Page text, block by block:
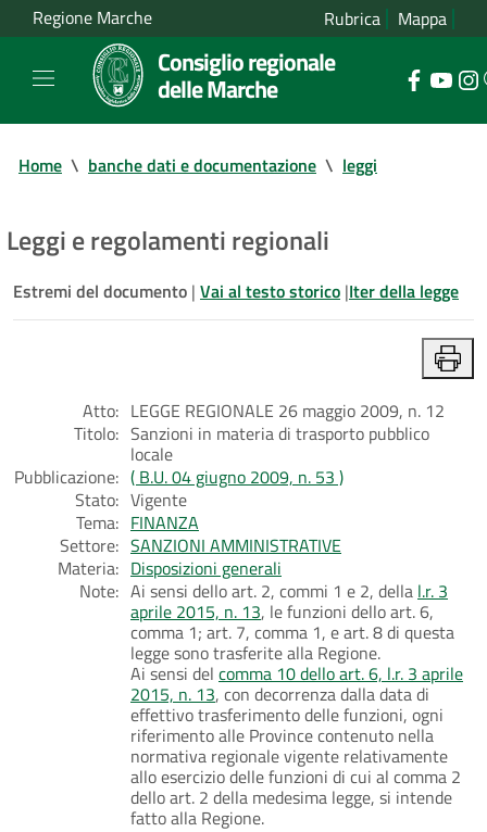
Regione Marche Rubrica Mappa
Consiglio regionale
delle Marche
Home \ banche dati e documentazione \ leggi
Leggi e regolamenti regionali
Estremi del documento | Vai al testo storico |Iter della legge
Atto: LEGGE REGIONALE 26 maggio 2009, n. 12
Titolo: Sanzioni in materia di trasporto pubblico
locale
Pubblicazione: ( B.U. 04 giugno 2009, n. 53 )
Stato: Vigente
Tema: FINANZA
Settore: SANZIONI AMMINISTRATIVE
Materia: Disposizioni generali
Note: Ai sensi dello art. 2, commi 1 e 2, della l.r. 3
aprile 2015, n. 13, le funzioni dello art. 6,
comma 1; art. 7, comma 1, e art. 8 di questa
legge sono trasferite alla Regione.
Ai sensi del comma 10 dello art. 6, l.r. 3 aprile
2015, n. 13, con decorrenza dalla data di
effettivo trasferimento delle funzioni, ogni
riferimento alle Province contenuto nella
normativa regionale vigente relativamente
allo esercizio delle funzioni di cui al comma 2
dello art. 2 della medesima legge, si intende
fatto alla Regione.